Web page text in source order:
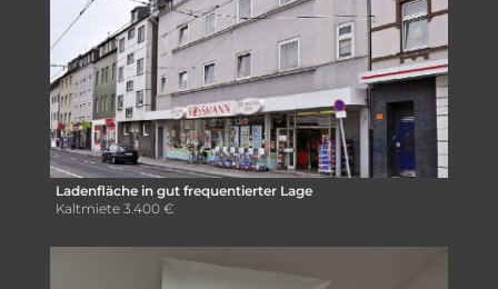
Ladenfläche in gut frequentierter Lage
Kaltmiete 3.400 €